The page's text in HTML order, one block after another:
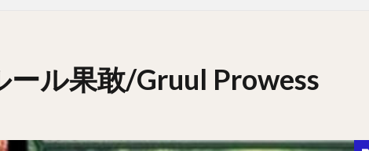
ル果敢/Gruul Prowess